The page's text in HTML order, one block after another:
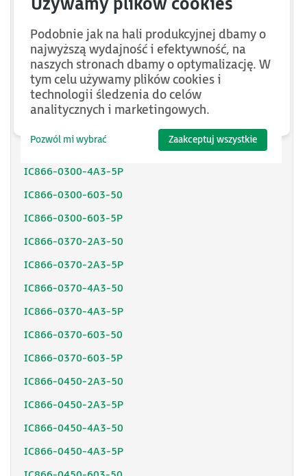
IC866-0220-4A3-50
IC866-0220-4A3-5P
IC866-0220-603-50
IC866-0220-603-5P
IC866-0300-2A3-50
IC866-0300-4A3-50
IC866-0300-4A3-5P
IC866-0300-603-50
IC866-0300-603-5P
IC866-0370-2A3-50
IC866-0370-2A3-5P
IC866-0370-4A3-50
IC866-0370-4A3-5P
IC866-0370-603-50
IC866-0370-603-5P
IC866-0450-2A3-50
IC866-0450-2A3-5P
IC866-0450-4A3-50
IC866-0450-4A3-5P
Podobnie jak na hali produkcyjnej dbamy o
najwyższą wydajność i efektywność, na
naszych stronach dbamy o optymalizację. W
tym celu używamy plików cookies i
technologii śledzenia do celów
analitycznych i marketingowych.
Pozwól mi wybrać Zaakceptuj wszystkie